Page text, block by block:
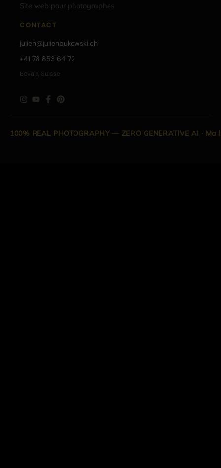
Site web pour photographes
CONTACT
julien@julienbukowski.ch
+41 78 853 64 72
Bevaix, Suisse
100% REAL PHOTOGRAPHY — ZERO GENERATIVE AI · Ma